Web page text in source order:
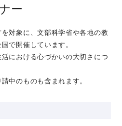
ー
対象に、文部科学省や各地の教
で開催しています。
における心づかいの大切さにつ
中のものも含まれます。